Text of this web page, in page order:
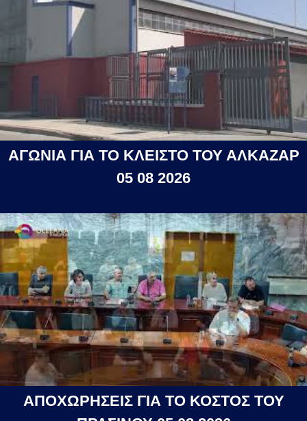
ΑΓΩΝΙΑ ΓΙΑ ΤΟ ΚΛΕΙΣΤΟ ΤΟΥ ΑΛΚΑΖΑΡ
05 08 2026
ΑΠΟΧΩΡΗΣΕΙΣ ΓΙΑ ΤΟ ΚΟΣΤΟΣ ΤΟΥ